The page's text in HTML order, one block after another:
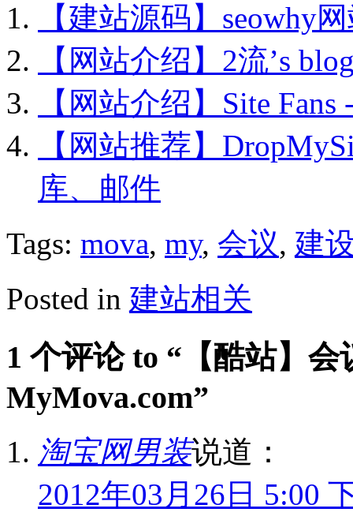
【建站源码】seowhy
【网站介绍】2流’s
【网站介绍】Site
【网站推荐】
库、邮件
Tags: mova, my, 会议, 建
Posted in 建站相关
1 个评论 to “【酷站】
MyMova.com”
淘宝网男装说道：
2012年03月26日 5:00